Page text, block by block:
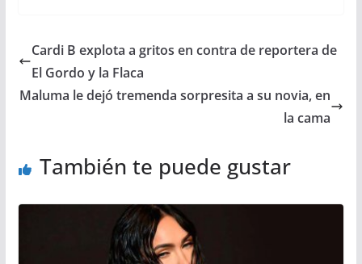
Cardi B explota a gritos en contra de reportera de
El Gordo y la Flaca
Maluma le dejó tremenda sorpresita a su novia, en
la cama
También te puede gustar